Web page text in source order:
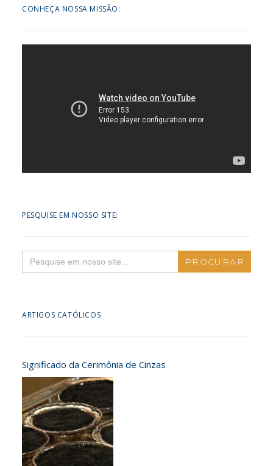
CONHEÇA NOSSA MISSÃO:
PESQUISE EM NOSSO SITE:
Search
for:
ARTIGOS CATÓLICOS
Significado da Cerimônia de Cinzas